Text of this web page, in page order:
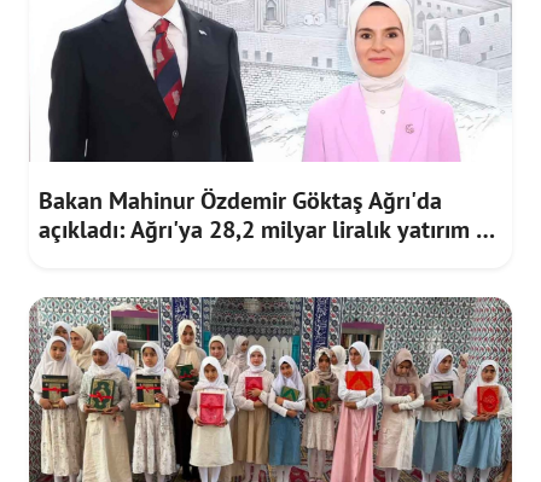
Bakan Mahinur Özdemir Göktaş Ağrı'da
açıkladı: Ağrı'ya 28,2 milyar liralık yatırım ve